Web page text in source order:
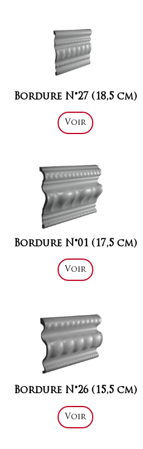
Bordure N°27 (18,5 cm)
Voir
Bordure N°01 (17,5 cm)
Voir
Bordure N°26 (15,5 cm)
Voir